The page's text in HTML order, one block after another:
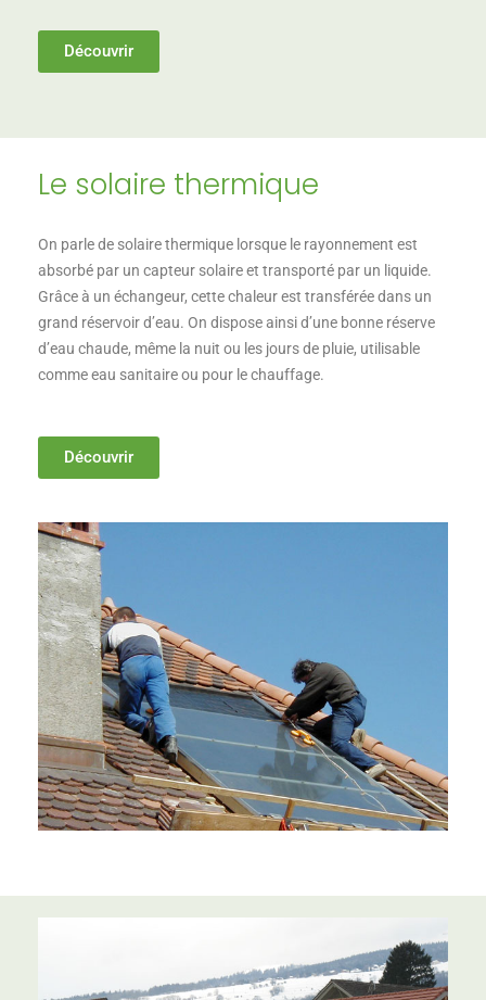
Découvrir
Le solaire thermique
On parle de solaire thermique lorsque le rayonnement est
absorbé par un capteur solaire et transporté par un liquide.
Grâce à un échangeur, cette chaleur est transférée dans un
grand réservoir d’eau. On dispose ainsi d’une bonne réserve
d’eau chaude, même la nuit ou les jours de pluie, utilisable
comme eau sanitaire ou pour le chauffage.
Découvrir